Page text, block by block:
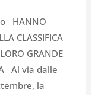
HANNO
CLASSIFICA
GRANDE
Al via dalle
la